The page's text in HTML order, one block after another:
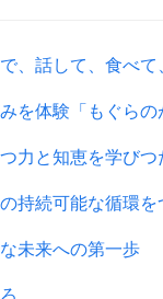
、話して、食べ
を体験「もぐらの
力と知恵を学びつ
持続可能な循環を
未来への第一歩